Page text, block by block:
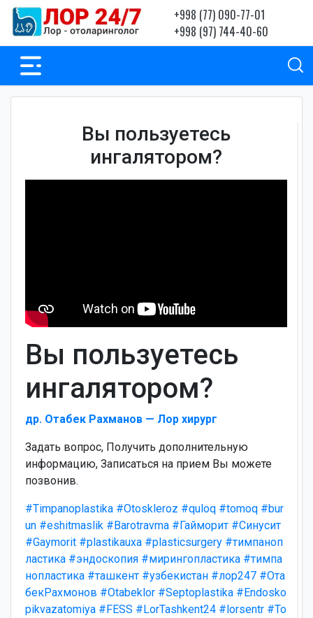
+998 (77) 090-77-01
+998 (97) 744-40-60
Вы пользуетесь
ингалятором?
Вы пользуетесь
ингалятором?
др. Отабек Рахманов — Лор хирург
Задать вопрос, Получить дополнительную
информацию, Записаться на прием Вы можете
позвонив.
#Timpanoplastika #Otoskleroz #quloq #tomoq #bur
un #eshitmaslik #Barotravma #Гайморит #Синусит
#Gaymorit #plastikauxa #plasticsurgery #тимпаноп
ластика #эндоскопия #мирингопластика #тимпа
нопластика #ташкент #узбекистан #лор247 #Ота
бекРахмонов #Otabeklor #Septoplastika #Endosko
pikvazatomiya #FESS #LorTashkent24 #lorsentr #To